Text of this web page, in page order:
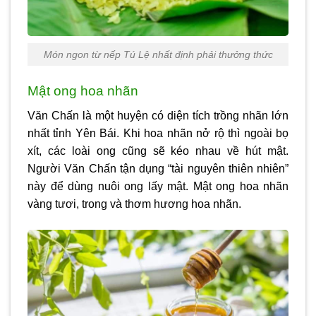
Món ngon từ nếp Tú Lệ nhất định phải thưởng thức
Mật ong hoa nhãn
Văn Chấn là một huyện có diện tích trồng nhãn lớn
nhất tỉnh Yên Bái. Khi hoa nhãn nở rộ thì ngoài bọ
xít, các loài ong cũng sẽ kéo nhau về hút mật.
Người Văn Chấn tận dụng “tài nguyên thiên nhiên”
này để dùng nuôi ong lấy mật. Mật ong hoa nhãn
vàng tươi, trong và thơm hương hoa nhãn.